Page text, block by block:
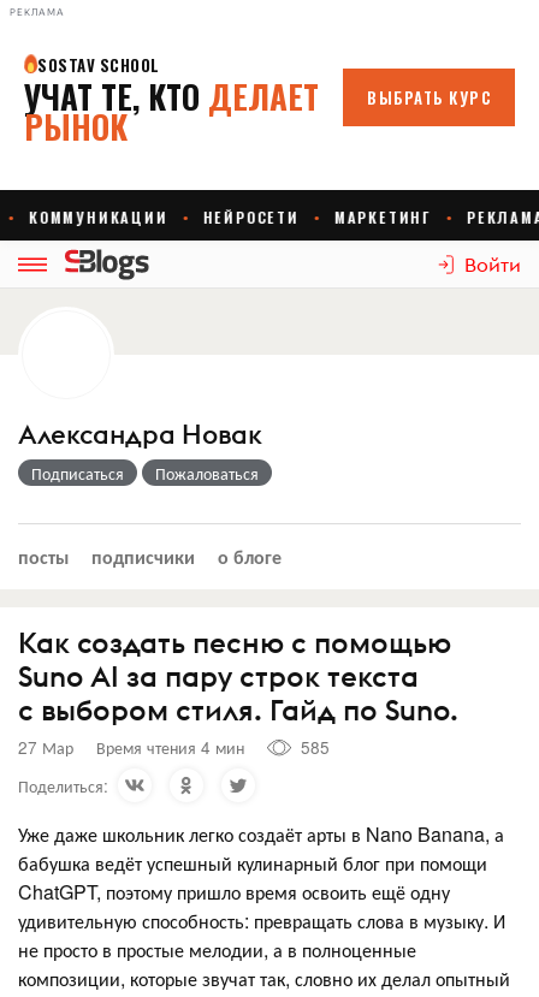
РЕКЛАМА
Войти
Александра Новак
Подписаться Пожаловаться
посты подписчики о блоге
Как создать песню с помощью
Suno AI за пару строк текста
с выбором стиля. Гайд по Suno.
27 Мар Время чтения 4 мин
585
Поделиться:
Уже даже школьник легко создаёт арты в Nano Banana, а
бабушка ведёт успешный кулинарный блог при помощи
ChatGPT, поэтому пришло время освоить ещё одну
удивительную способность: превращать слова в музыку. И
не просто в простые мелодии, а в полноценные
композиции, которые звучат так, словно их делал опытный